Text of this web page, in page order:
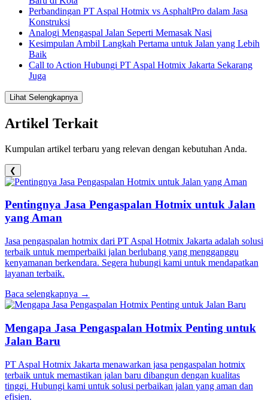
Perbandingan PT Aspal Hotmix vs AsphaltPro dalam Jasa
Konstruksi
Analogi Mengaspal Jalan Seperti Memasak Nasi
Kesimpulan Ambil Langkah Pertama untuk Jalan yang Lebih
Baik
Call to Action Hubungi PT Aspal Hotmix Jakarta Sekarang
Juga
Lihat Selengkapnya
Artikel Terkait
Kumpulan artikel terbaru yang relevan dengan kebutuhan Anda.
❮
Pentingnya Jasa Pengaspalan Hotmix untuk Jalan
yang Aman
Jasa pengaspalan hotmix dari PT Aspal Hotmix Jakarta adalah solusi
terbaik untuk memperbaiki jalan berlubang yang mengganggu
kenyamanan berkendara. Segera hubungi kami untuk mendapatkan
layanan terbaik.
Baca selengkapnya →
Mengapa Jasa Pengaspalan Hotmix Penting untuk
Jalan Baru
PT Aspal Hotmix Jakarta menawarkan jasa pengaspalan hotmix
terbaik untuk memastikan jalan baru dibangun dengan kualitas
tinggi. Hubungi kami untuk solusi perbaikan jalan yang aman dan
efisien.